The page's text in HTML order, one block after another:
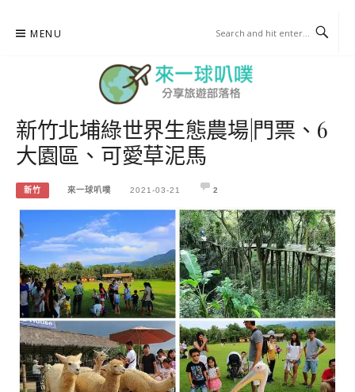
MENU
來一球叭噗
分享日本自助部落格
新竹北埔綠世界生態農場|門票、6
大園區、可愛草泥馬
新竹 來一球叭噗 2021-03-21 2